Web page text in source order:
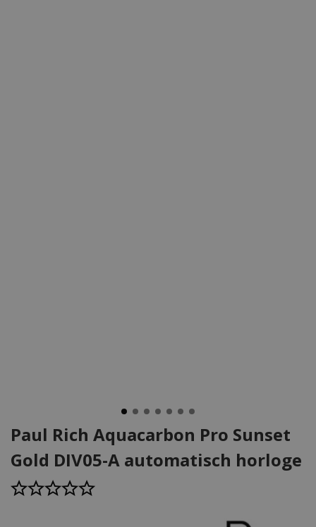
Paul Rich Aquacarbon Pro Sunset
Gold DIV05-A automatisch horloge